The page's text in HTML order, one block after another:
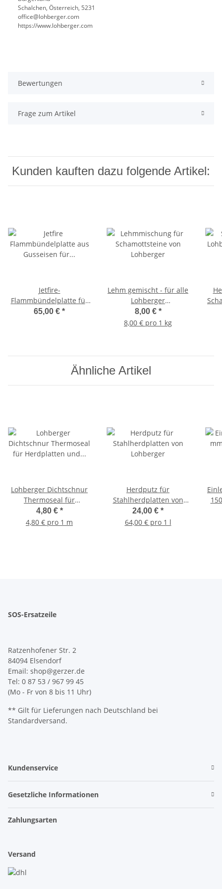
Schalchen, Österreich, 5231
office@lohberger.com
https://www.lohberger.com
Bewertungen
Frage zum Artikel
Kunden kauften dazu folgende Artikel:
Jetfire-
Flammbündelplatte für
LHS und Rega 75, 90,
65,00 € *
Lehm gemischt - für alle
Lohberger
Schamottsteine
8,00 € *
8,00 € pro 1 kg
Ähnliche Artikel
Lohberger Dichtschnur
Thermoseal für
Herdplatten und
Putzdeckel,
4,80 € *
4,80 € pro 1 m
Herdputz für
Stahlherdplatten von
Lohberger
24,00 € *
64,00 € pro 1 l
SOS-Ersatzeile
Ratzenhofener Str. 2
84094 Elsendorf
Email: shop@gerzer.de
Tel: 0 87 53 / 967 99 45
(Mo - Fr von 8 bis 11 Uhr)
** Gilt für Lieferungen nach Deutschland bei
Standardversand.
Kundenservice
Gesetzliche Informationen
Zahlungsarten
Versand